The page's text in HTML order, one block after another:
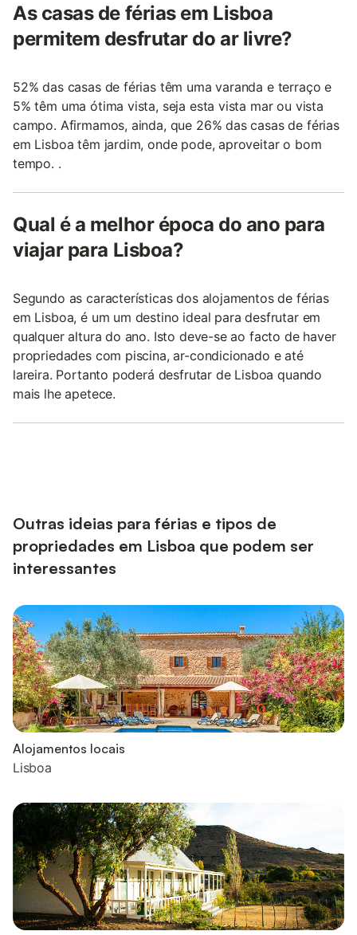
As casas de férias em Lisboa
permitem desfrutar do ar livre?
52% das casas de férias têm uma varanda e terraço e
5% têm uma ótima vista, seja esta vista mar ou vista
campo. Afirmamos, ainda, que 26% das casas de férias
em Lisboa têm jardim, onde pode, aproveitar o bom
tempo. .
Qual é a melhor época do ano para
viajar para Lisboa?
Segundo as características dos alojamentos de férias
em Lisboa, é um um destino ideal para desfrutar em
qualquer altura do ano. Isto deve-se ao facto de haver
propriedades com piscina, ar-condicionado e até
lareira. Portanto poderá desfrutar de Lisboa quando
mais lhe apetece.
Outras ideias para férias e tipos de
propriedades em Lisboa que podem ser
interessantes
Alojamentos locais
Lisboa